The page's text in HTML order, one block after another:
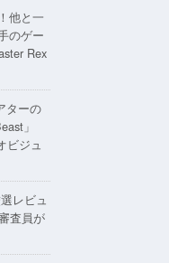
他と一
のゲー
Rex
ターの
」
ビジュ
レビュ
査員が